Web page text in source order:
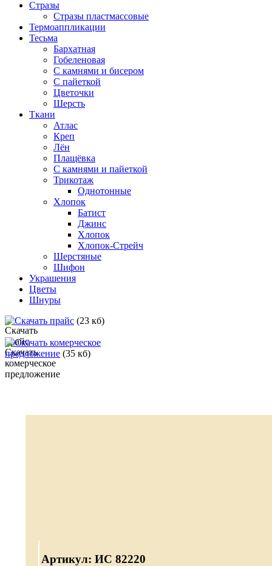
Стразы
Стразы пластмассовые
Термоаппликации
Тесьма
Бархатная
Гобеленовая
С камнями и бисером
С пайеткой
Цветочки
Шерсть
Ткани
Атлас
Креп
Лён
Плащёвка
С камнями и пайеткой
Трикотаж
Однотонные
Хлопок
Батист
Джинс
Хлопок
Хлопок-Стрейч
Шерстяные
Шифон
Украшения
Цветы
Шнуры
Скачать прайс (23 кб)
Скачать комерческое
предложение (35 кб)
Артикул: ИС 82220